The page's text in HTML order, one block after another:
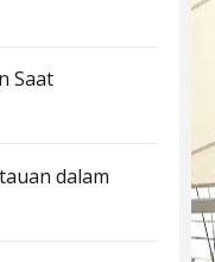
Saat
dalam